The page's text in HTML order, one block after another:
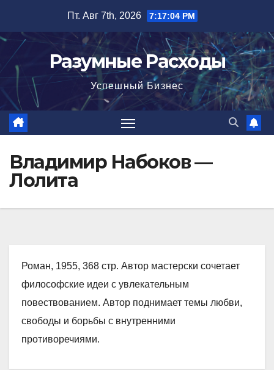
содержимому
Пт. Авг 7th, 2026 7:17:05 PM
Разумные Расходы
Успешный Бизнес
Владимир Набоков —
Лолита
Роман, 1955, 368 стр. Автор мастерски сочетает
философские идеи с увлекательным
повествованием. Автор поднимает темы любви,
свободы и борьбы с внутренними
противоречиями.